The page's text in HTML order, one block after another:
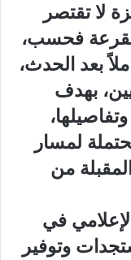
لا تقتصر
فحسب،
بعد الحدث،
بهدف
لمسار
من
في
وتوفير